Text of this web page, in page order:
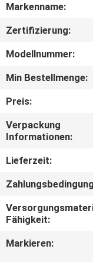
UNS
KONTAKT
UNS
Markenname:
Zertifizierung:
Modellnummer:
Min Bestellmenge:
Preis:
Verpackung
Informationen:
Lieferzeit:
Fähigkeit:
Markieren: